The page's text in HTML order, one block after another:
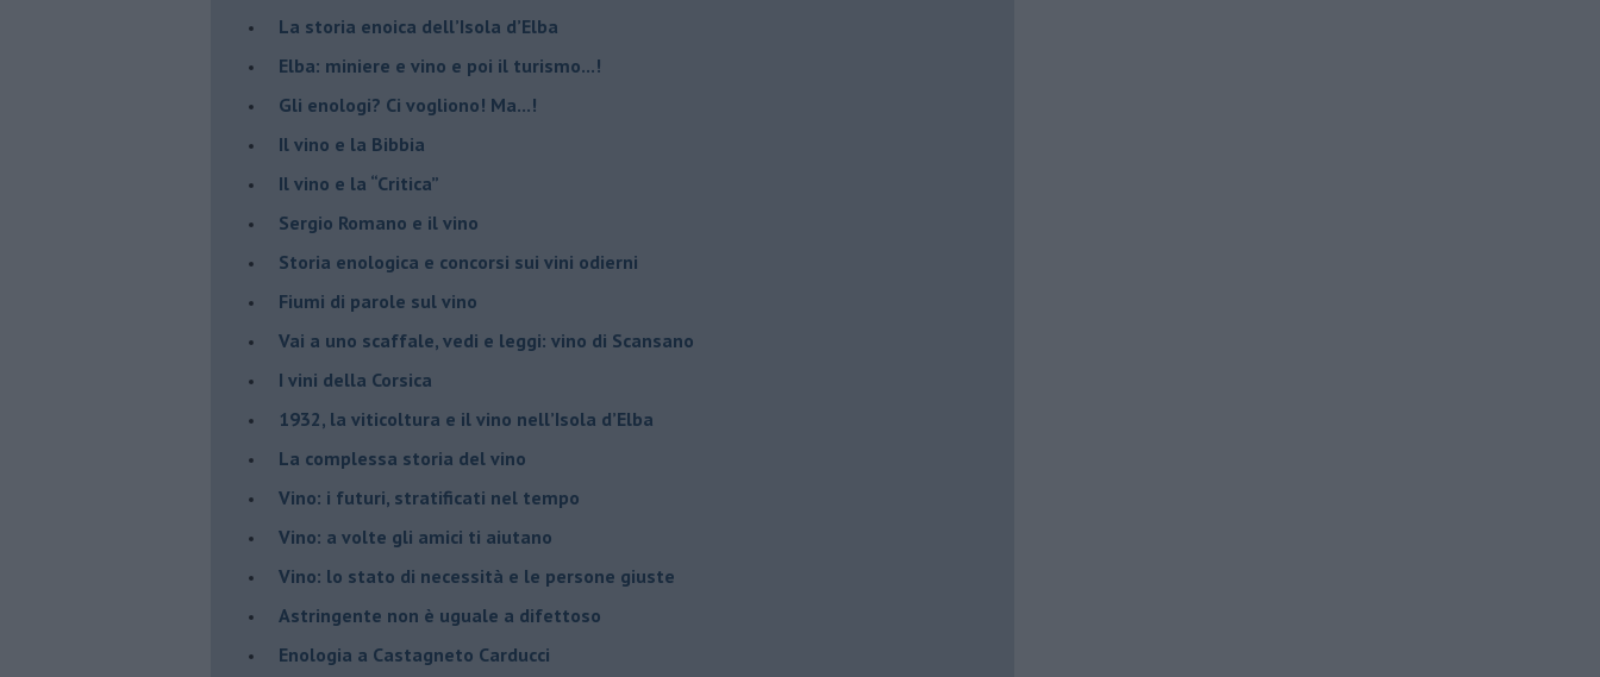
La storia enoica dell’Isola d’Elba
Elba: miniere e vino e poi il turismo...!
​Gli enologi? Ci vogliono! Ma...!
​Il vino e la Bibbia
​Il vino e la “Critica”
Sergio Romano e il vino
​Storia enologica e concorsi sui vini odierni
Fiumi di parole sul vino
​Vai a uno scaffale, vedi e leggi: vino di Scansano
​I vini della Corsica
​1932, la viticoltura e il vino nell’Isola d’Elba
​La complessa storia del vino
​Vino: i futuri, stratificati nel tempo
Vino: a volte gli amici ti aiutano
Vino: lo stato di necessità e le persone giuste
​Astringente non è uguale a difettoso
Enologia a Castagneto Carducci